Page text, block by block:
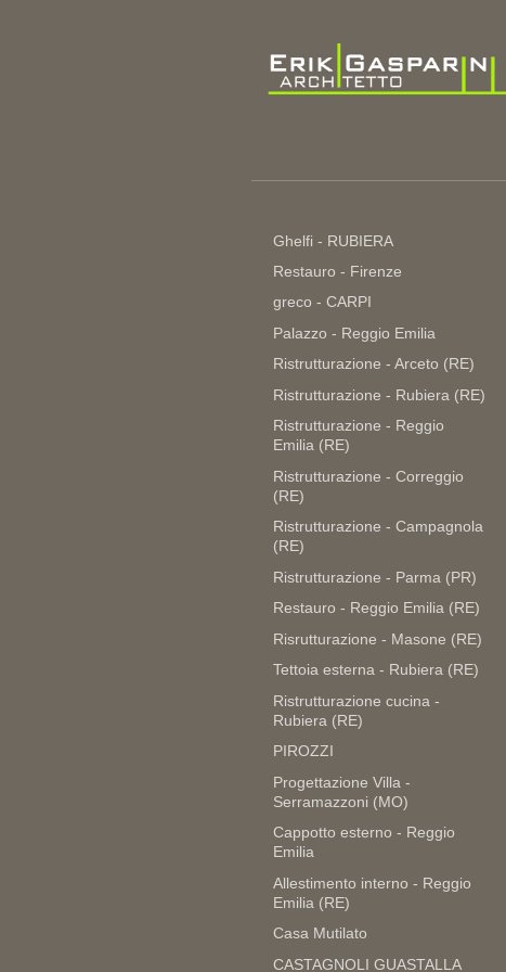
Ghelfi - RUBIERA
Restauro - Firenze
greco - CARPI
Palazzo - Reggio Emilia
Ristrutturazione - Arceto (RE)
Ristrutturazione - Rubiera (RE)
Ristrutturazione - Reggio
Emilia (RE)
Ristrutturazione - Correggio
(RE)
Ristrutturazione - Campagnola
(RE)
Ristrutturazione - Parma (PR)
Restauro - Reggio Emilia (RE)
Risrutturazione - Masone (RE)
Tettoia esterna - Rubiera (RE)
Ristrutturazione cucina -
Rubiera (RE)
PIROZZI
Progettazione Villa -
Serramazzoni (MO)
Cappotto esterno - Reggio
Emilia
Allestimento interno - Reggio
Emilia (RE)
Casa Mutilato
CASTAGNOLI GUASTALLA